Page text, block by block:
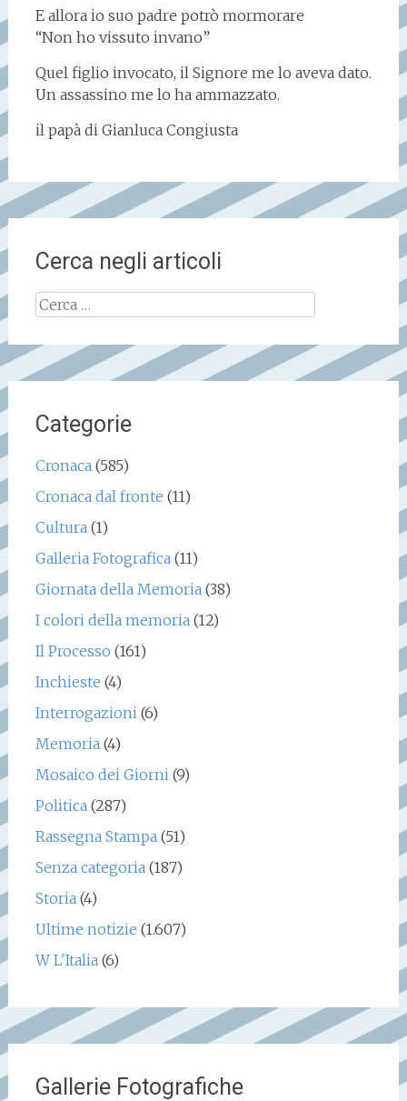
E allora io suo padre potrò mormorare
“Non ho vissuto invano”
Quel figlio invocato, il Signore me lo aveva dato.
Un assassino me lo ha ammazzato.
il papà di Gianluca Congiusta
Cerca negli articoli
Ricerca
per:
Categorie
Cronaca (585)
Cronaca dal fronte (11)
Cultura (1)
Galleria Fotografica (11)
Giornata della Memoria (38)
I colori della memoria (12)
Il Processo (161)
Inchieste (4)
Interrogazioni (6)
Memoria (4)
Mosaico dei Giorni (9)
Politica (287)
Rassegna Stampa (51)
Senza categoria (187)
Storia (4)
Ultime notizie (1.607)
W L'Italia (6)
Gallerie Fotografiche